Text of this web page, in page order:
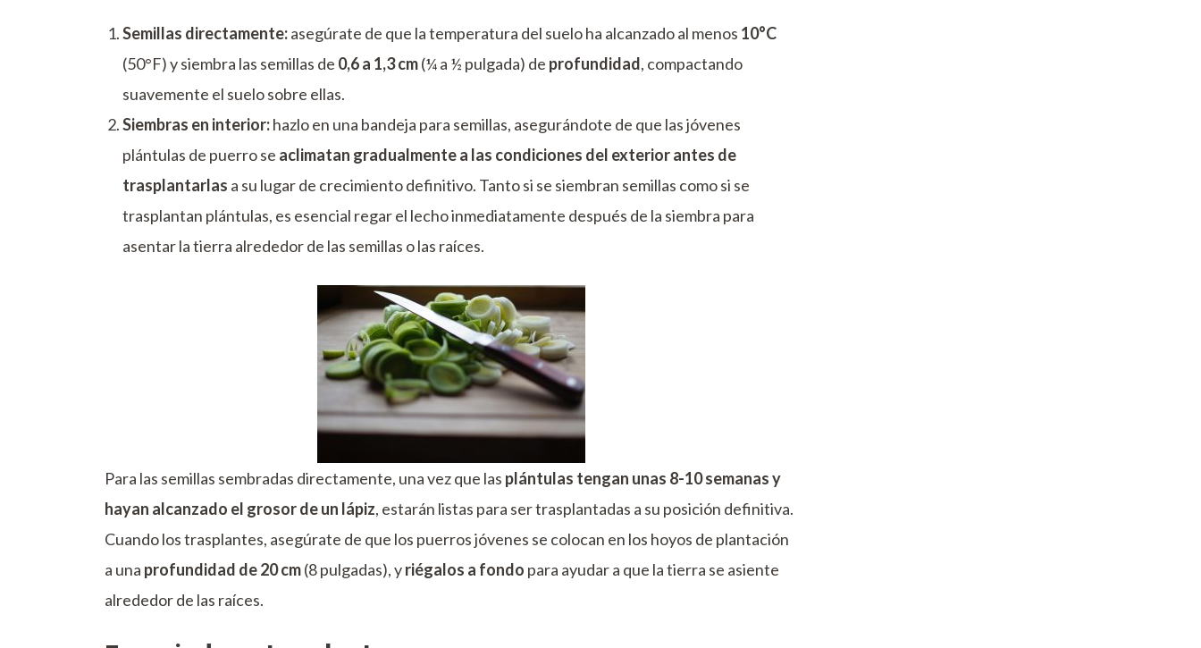
Semillas directamente:asegúrate de que la temperatura del suelo ha alcanzado al menos 10°C
(50°F) y siembra las semillas de 0,6 a 1,3 cm(¼ a ½ pulgada) de profundidad, compactando
suavemente el suelo sobre ellas.
Siembras en interior:hazlo en una bandeja para semillas, asegurándote de que las jóvenes
plántulas de puerro se aclimatan gradualmente a las condiciones del exterior antes de
trasplantarlas a su lugar de crecimiento definitivo. Tanto si se siembran semillas como si se
trasplantan plántulas, es esencial regar el lecho inmediatamente después de la siembra para
asentar la tierra alrededor de las semillas o las raíces.
Para las semillas sembradas directamente, una vez que las plántulas tengan unas 8-10 semanas y
hayan alcanzado el grosor de un lápiz, estarán listas para ser trasplantadas a su posición definitiva.
Cuando los trasplantes, asegúrate de que los puerros jóvenes se colocan en los hoyos de plantación
a una profundidad de 20 cm(8 pulgadas), yriégalos a fondo para ayudar a que la tierra se asiente
alrededor de las raíces.